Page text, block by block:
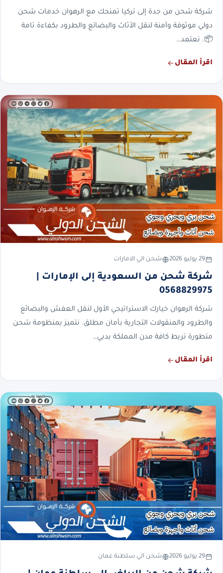
شركة شحن من جدة إلى تركيا تمنحك مع الرهوان خدمات شحن
دولي موثوقة وآمنة لنقل الأثاث والبضائع والطرود بكفاءة تامة
📦. نعتمد…
اقرأ المقال
29 يوليو 2026 شحن الي الامارات
شركة شحن من السعودية إلى الإمارات |
0568829975
شركة الرهوان خيارك الاستراتيجي الأول لنقل العفش والبضائع
والطرود والمنقولات التجارية بأمان مطلق. نتميز بمنظومة شحن
متطورة تربط كافة مدن المملكة بدبي…
اقرأ المقال
29 يوليو 2026 شحن الي سلطنة عمان